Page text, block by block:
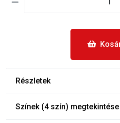
Részletek
Színek (4 szín) megtekintése